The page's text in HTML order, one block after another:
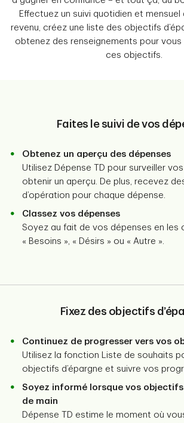
Effectuez un suivi quotidien et
revenu, créez une liste des objectifs
obtenez des renseignements pour
ces objectifs.
Faites le suivi de vos
Obtenez un aperçu des dépenses
Utilisez Dépense TD pour surveiller
obtenir un aperçu. De plus, recevez
d’opération pour chaque dépense.
Classez vos dépenses
Soyez au fait de vos dépenses en les
« Besoins », « Désirs » ou « Autre ».
Fixez des objectifs
Continuez de progresser vers vos
Utilisez la fonction Liste de souhaits
objectifs d’épargne et suivre vos
Soyez informé lorsque vos
de main
Dépense TD estime le moment où